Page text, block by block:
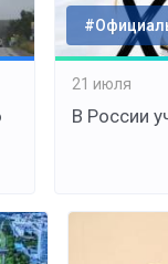
21 июля
В России